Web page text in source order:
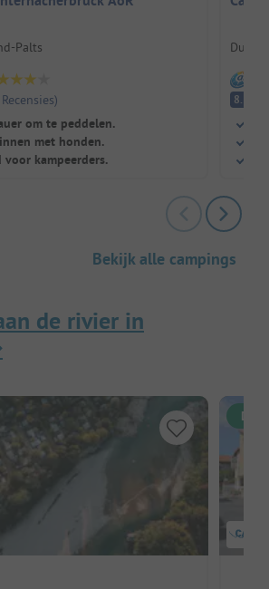
Palts
Recensies)
om te peddelen.
met honden.
voor kampeerders.
8.3
Bekijk alle campings
de rivier in